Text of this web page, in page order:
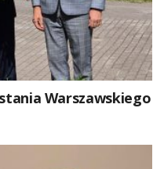
Warszawskiego